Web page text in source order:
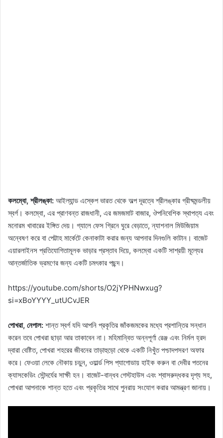
কলম্বো, শ্রীলঙ্কা: আইল্যান্ড এস্কেপ ভারত থেকে অল্প দূরত্বে শ্রীলঙ্কার গ্রীষ্মমন্ডলীয়
স্বর্গ। কলম্বো, এর প্রাণবন্ত রাজধানী, এর জমজমাট বাজার, ঔপনিবেশিক স্থাপত্য এবং
মনোরম খাবারের ইঙ্গিত দেয়। গ্যালে ফেস গ্রিনে ঘুরে বেড়াতে, ন্যাশনাল মিউজিয়াম
অন্বেষণ করে বা পেট্টাহ মার্কেটে কেনাকাটা করার জন্য আপনার দিনগুলি কাটান। বাজেট
এয়ারলাইনস প্রতিযোগিতামূলক ভাড়ার প্রস্তাব দিয়ে, কলম্বো একটি সাশ্রয়ী মূল্যের
আন্তর্জাতিক ভ্রমণের জন্য একটি চমৎকার পছন্দ।
https://youtube.com/shorts/O2jYPHNwxug?
si=xBoYYYY_utUCvJER
পোখরা, নেপাল: শান্ত স্বর্গ যদি আপনি প্রকৃতির জাঁকজমকের মধ্যে প্রশান্তির সন্ধান
করেন তবে পোখরা ছাড়া আর তাকাবেন না। মহিমান্বিত অন্নপূর্ণা রেঞ্জ এবং নির্মল হ্রদ
দ্বারা বেষ্টিত, পোখরা শহরের জীবনের তাড়াহুড়ো থেকে একটি নিখুঁত পশ্চাদপসরণ অফার
করে। ফেওয়া লেকে নৌকায় চড়ুন, ওয়ার্ল্ড পিস প্যাগোডায় হাইক করুন বা দেবীর পতনের
ক্যাসকেডিং সৌন্দর্যের সাক্ষী হন। বাজেট-বান্ধব গেস্টহাউস এবং শ্বাসরুদ্ধকর দৃশ্য সহ,
পোখরা আপনাকে শান্ত হতে এবং প্রকৃতির সাথে পুনরায় সংযোগ করার আমন্ত্রণ জানায়।